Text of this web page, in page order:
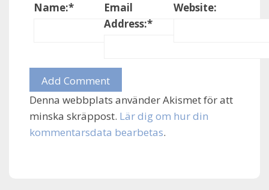
Name:*
Email
Address:*
Website:
Denna webbplats använder Akismet för att
minska skräppost. Lär dig om hur din
kommentarsdata bearbetas.